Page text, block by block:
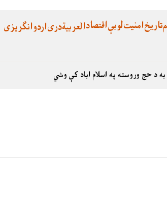
اقتصادلوبېامنیتتاریخ انگریزیاردودریالعربية
د حج وروسته په اسلام اباد کې وشي